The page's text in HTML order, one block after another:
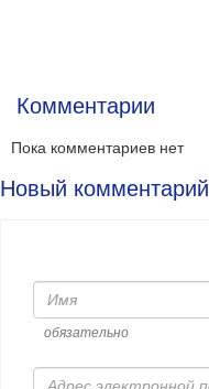
Комментарии
Пока комментариев нет
Новый комментарий
Имя
обязательно
Адрес